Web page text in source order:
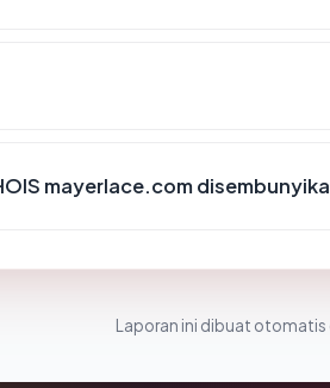
mayerlace.com
Laporan ini dibuat otomatis